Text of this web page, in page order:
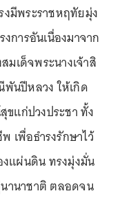
มีพระราชหฤทัยมุ่ง
การอันเนื่องมาจาก
เด็จพระนางเจ้าสิ
นปีหลวง ให้เกิด
แก่ปวงประชา ทั้ง
เพื่อธำรงรักษาไว้
แผ่นดิน ทรงมุ่งมั่น
านาชาติ ตลอดจน